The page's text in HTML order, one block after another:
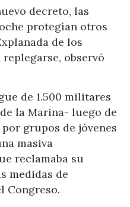
decreto, las
protegían otros
de los
observó
de 1.500 militares
la Marina- luego de
grupos de jóvenes
masiva
reclamaba su
medidas de
Congreso.